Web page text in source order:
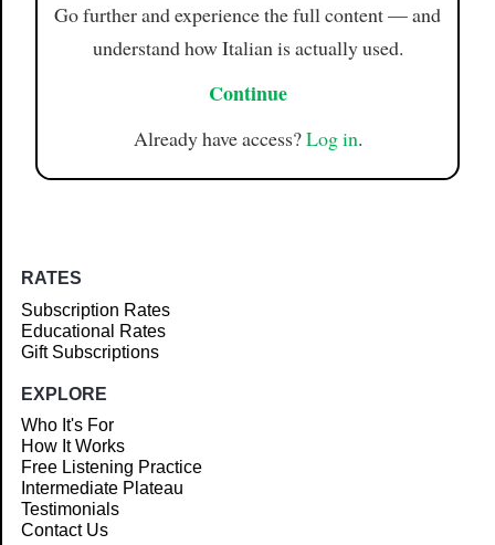
Go further and experience the full content — and
understand how Italian is actually used.
Continue
Already have access?Log in.
RATES
Subscription Rates
Educational Rates
Gift Subscriptions
EXPLORE
Who It's For
How It Works
Free Listening Practice
Intermediate Plateau
Testimonials
Contact Us